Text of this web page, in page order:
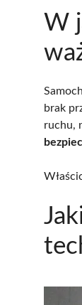
W
brak
ruchu,